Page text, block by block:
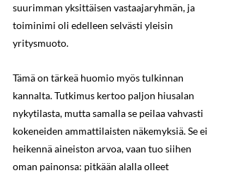
suurimman yksittäisen vastaajaryhmän, ja
toiminimi oli edelleen selvästi yleisin
yritysmuoto.
Tämä on tärkeä huomio myös tulkinnan
kannalta. Tutkimus kertoo paljon hiusalan
nykytilasta, mutta samalla se peilaa vahvasti
kokeneiden ammattilaisten näkemyksiä. Se ei
heikennä aineiston arvoa, vaan tuo siihen
oman painonsa: pitkään alalla olleet